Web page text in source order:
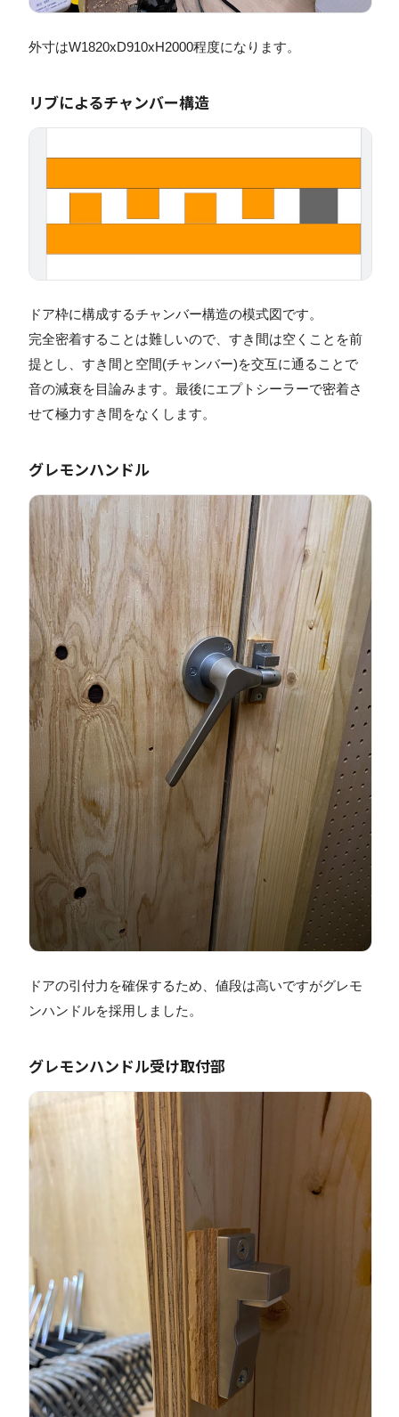
外寸はW1820xD910xH2000程度になります。
リブによるチャンバー構造
ドア枠に構成するチャンバー構造の模式図です。
完全密着することは難しいので、すき間は空くことを前
提とし、すき間と空間(チャンバー)を交互に通ることで
音の減衰を目論みます。最後にエプトシーラーで密着さ
せて極力すき間をなくします。
グレモンハンドル
ドアの引付力を確保するため、値段は高いですがグレモ
ンハンドルを採用しました。
グレモンハンドル受け取付部